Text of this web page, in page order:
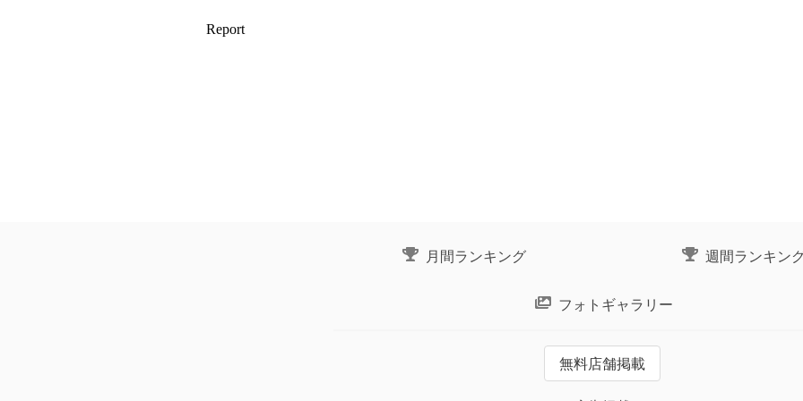
月間ランキング 週間ランキン
フォトギャラリー
無料店舗掲載